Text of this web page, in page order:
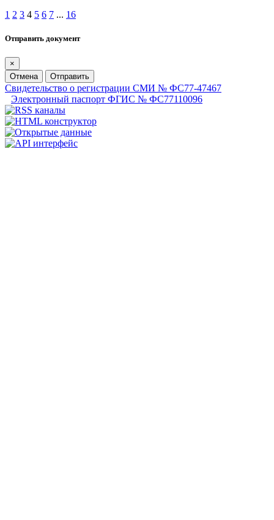
1 2 3 4 5 6 7 ... 16
Отправить документ
×
Отмена
Отправить
Свидетельство о регистрации СМИ № ФС77-47467
Электронный паспорт ФГИС № ФС77110096